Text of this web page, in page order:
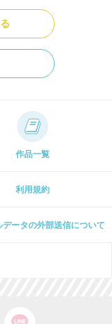
作品一覧
利用規約
データの外部送信について